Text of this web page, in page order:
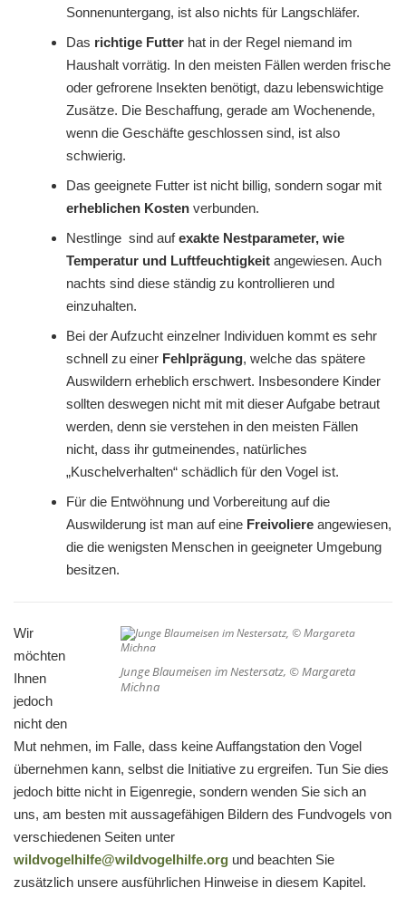
Sonnenuntergang, ist also nichts für Langschläfer.
Das richtige Futterhat in der Regel niemand im
Haushalt vorrätig. In den meisten Fällen werden frische
oder gefrorene Insekten benötigt, dazu lebenswichtige
Zusätze. Die Beschaffung, gerade am Wochenende,
wenn die Geschäfte geschlossen sind, ist also
schwierig.
Das geeignete Futter ist nicht billig, sondern sogar mit
erheblichen Kostenverbunden.
Nestlinge sind aufexakte Nestparameter, wie
Temperatur und Luftfeuchtigkeitangewiesen. Auch
nachts sind diese ständig zu kontrollieren und
einzuhalten.
Bei der Aufzucht einzelner Individuen kommt es sehr
schnell zu einerFehlprägung, welche das spätere
Auswildern erheblich erschwert. Insbesondere Kinder
sollten deswegen nicht mit mit dieser Aufgabe betraut
werden, denn sie verstehen in den meisten Fällen
nicht, dass ihr gutmeinendes, natürliches
„Kuschelverhalten“ schädlich für den Vogel ist.
Für die Entwöhnung und Vorbereitung auf die
Auswilderung ist man auf eine Freivoliereangewiesen,
die die wenigsten Menschen in geeigneter Umgebung
besitzen.
Junge Blaumeisen im Nestersatz, © Margareta
Michna
Wir
möchten
Ihnen
jedoch
nicht den
Mut nehmen, im Falle, dass keine Auffangstation den Vogel
übernehmen kann, selbst die Initiative zu ergreifen. Tun Sie dies
jedoch bitte nicht in Eigenregie, sondern wenden Sie sich an
uns, am besten mit aussagefähigen Bildern des Fundvogels von
verschiedenen Seiten unter
wildvogelhilfe@wildvogelhilfe.org und beachten Sie
zusätzlich unsere ausführlichen Hinweise in diesem Kapitel.